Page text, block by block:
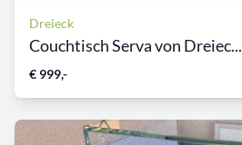
Dreieck
Couchtisch Serva von Dreiec...
€ 999,-